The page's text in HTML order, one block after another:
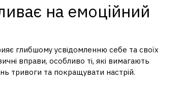
на емоційний
глибшому усвідомленню себе та своїх
вправи, особливо ті, які вимагають
тривоги та покращувати настрій.